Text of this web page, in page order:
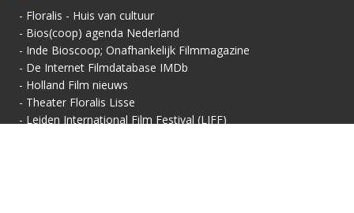
- Floralis - Huis van cultuur
- Bios(coop) agenda Nederland
- Inde Bioscoop; Onafhankelijk Filmmagazine
- De Internet Filmdatabase IMDb
- Holland Film nieuws
- Theater Floralis Lisse
- Leiden International Film Festival (LIFF)